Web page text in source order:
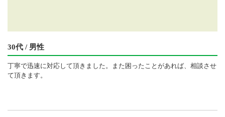
30代 / 男性
丁寧で迅速に対応して頂きました。また困ったことがあれば、相談させ
て頂きます。